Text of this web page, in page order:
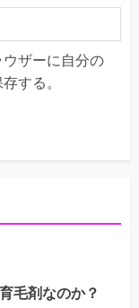
ザーに自分の
する。
毛剤なのか？